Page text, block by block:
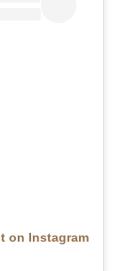
on Instagram